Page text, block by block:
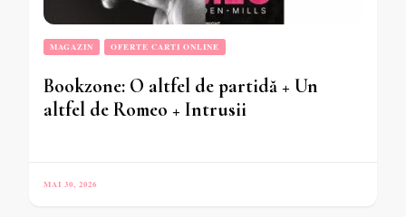
MAGAZIN OFERTE CARTI ONLINE
Bookzone: O altfel de partidă + Un
altfel de Romeo + Intrusii
MAI 30, 2026